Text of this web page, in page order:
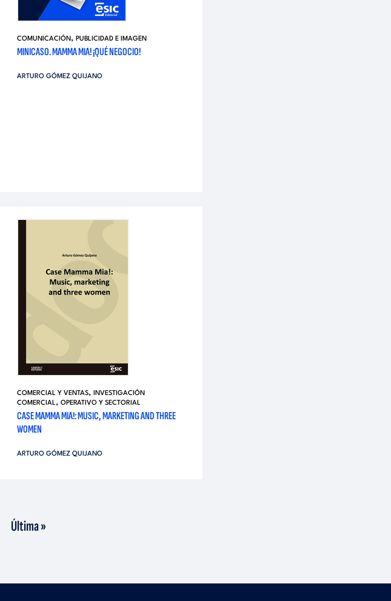
COMUNICACIÓN, PUBLICIDAD E IMAGEN
MINICASO. MAMMA MIA! ¡QUÉ NEGOCIO!
ARTURO GÓMEZ QUIJANO
COMERCIAL Y VENTAS,
INVESTIGACIÓN
COMERCIAL, OPERATIVO Y SECTORIAL
CASE MAMMA MIA!: MUSIC, MARKETING AND THREE
WOMEN
ARTURO GÓMEZ QUIJANO
Última
Última »